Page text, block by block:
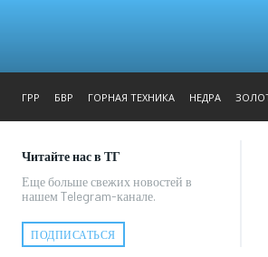
ГРР БВР ГОРНАЯ ТЕХНИКА НЕДРА
Читайте нас в ТГ
Еще больше свежих новостей в
нашем Telegram-канале.
ПОДПИСАТЬСЯ